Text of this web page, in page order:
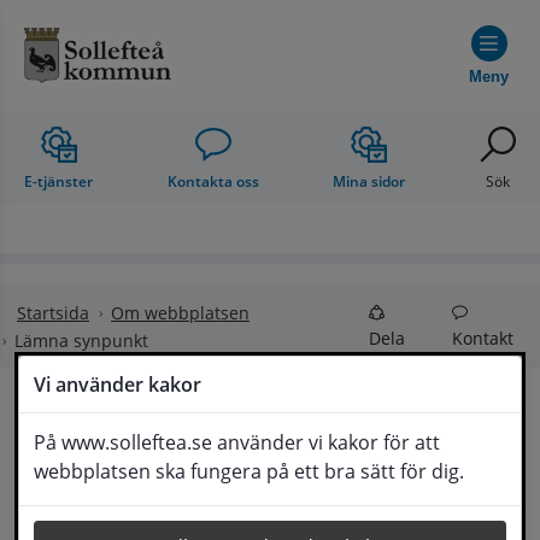
Vi använder kakor
På www.solleftea.se använder vi kakor för att
webbplatsen ska fungera på ett bra sätt för dig.
Meny
E-tjänster Kontakta oss Mina sidor Sök
Startsida
Om webbplatsen
Lämna synpunkt
Dela Kontakt
Lämna synpunkt
Här kan du lämna synpunkter, förslag och